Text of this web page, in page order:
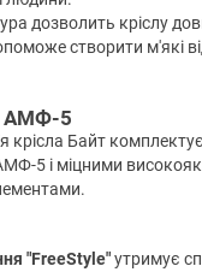
дозволить кріслу
створити м'які
АМФ-5
крісла Байт
5 і міцними
"FreeStyle"утримує